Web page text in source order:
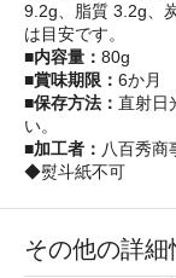
9.2g、脂質 3.2g、
は目安です。
■内容量： 80g
■賞味期限： 6か月
■保存方法： 直射日
い。
■加工者： 八百秀商
◆熨斗紙不可
その他の詳細